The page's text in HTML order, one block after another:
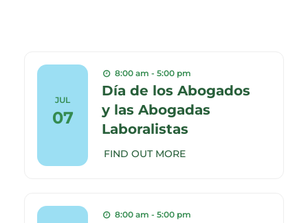
JUL
07
8:00 am - 5:00 pm
Día de los Abogados
y las Abogadas
Laboralistas
FIND OUT MORE
8:00 am - 5:00 pm